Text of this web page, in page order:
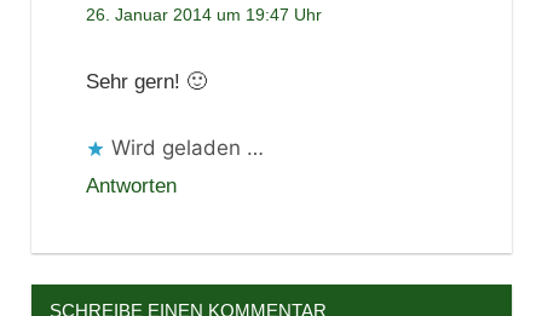
26. Januar 2014 um 19:47 Uhr
Sehr gern! 🙂
Wird geladen …
Antworten
SCHREIBE EINEN KOMMENTAR